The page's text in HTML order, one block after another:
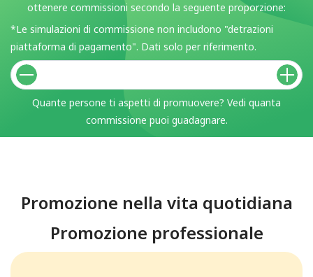
ottenere commissioni secondo la seguente proporzione:
*Le simulazioni di commissione non includono "detrazioni
piattaforma di pagamento". Dati solo per riferimento.
Quante persone ti aspetti di promuovere? Vedi quanta
commissione puoi guadagnare.
Promozione nella vita quotidiana
Promozione professionale